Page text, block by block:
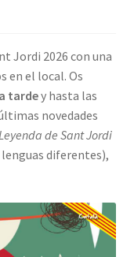
Jordi 2026 con una
en el local. Os
tardey hasta las
novedades
de Sant Jordi
diferentes),